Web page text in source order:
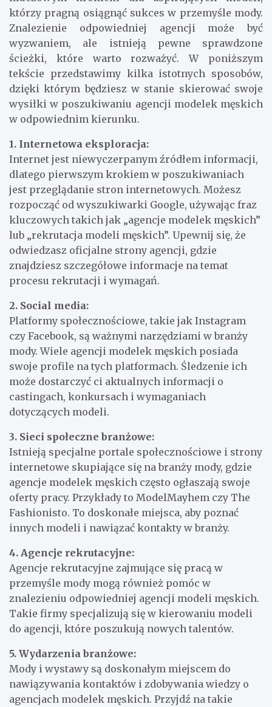
którzy pragną osiągnąć sukces w przemyśle mody.
Znalezienie odpowiedniej agencji może być
wyzwaniem, ale istnieją pewne sprawdzone
ścieżki, które warto rozważyć. W poniższym
tekście przedstawimy kilka istotnych sposobów,
dzięki którym będziesz w stanie skierować swoje
wysiłki w poszukiwaniu agencji modelek męskich
w odpowiednim kierunku.
1. Internetowa eksploracja:
Internet jest niewyczerpanym źródłem informacji,
dlatego pierwszym krokiem w poszukiwaniach
jest przeglądanie stron internetowych. Możesz
rozpocząć od wyszukiwarki Google, używając fraz
kluczowych takich jak „agencje modelek męskich”
lub „rekrutacja modeli męskich”. Upewnij się, że
odwiedzasz oficjalne strony agencji, gdzie
znajdziesz szczegółowe informacje na temat
procesu rekrutacji i wymagań.
2. Social media:
Platformy społecznościowe, takie jak Instagram
czy Facebook, są ważnymi narzędziami w branży
mody. Wiele agencji modelek męskich posiada
swoje profile na tych platformach. Śledzenie ich
może dostarczyć ci aktualnych informacji o
castingach, konkursach i wymaganiach
dotyczących modeli.
3. Sieci społeczne branżowe:
Istnieją specjalne portale społecznościowe i strony
internetowe skupiające się na branży mody, gdzie
agencje modelek męskich często ogłaszają swoje
oferty pracy. Przykłady to ModelMayhem czy The
Fashionisto. To doskonałe miejsca, aby poznać
innych modeli i nawiązać kontakty w branży.
4. Agencje rekrutacyjne:
Agencje rekrutacyjne zajmujące się pracą w
przemyśle mody mogą również pomóc w
znalezieniu odpowiedniej agencji modeli męskich.
Takie firmy specjalizują się w kierowaniu modeli
do agencji, które poszukują nowych talentów.
5. Wydarzenia branżowe:
Mody i wystawy są doskonałym miejscem do
nawiązywania kontaktów i zdobywania wiedzy o
agencjach modelek męskich. Przyjdź na takie